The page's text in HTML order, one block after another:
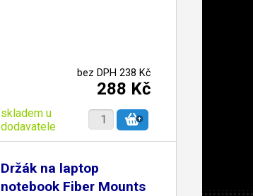
bez DPH 238 Kč
288 Kč
skladem u
dodavatele
Držák na laptop
notebook Fiber Mounts